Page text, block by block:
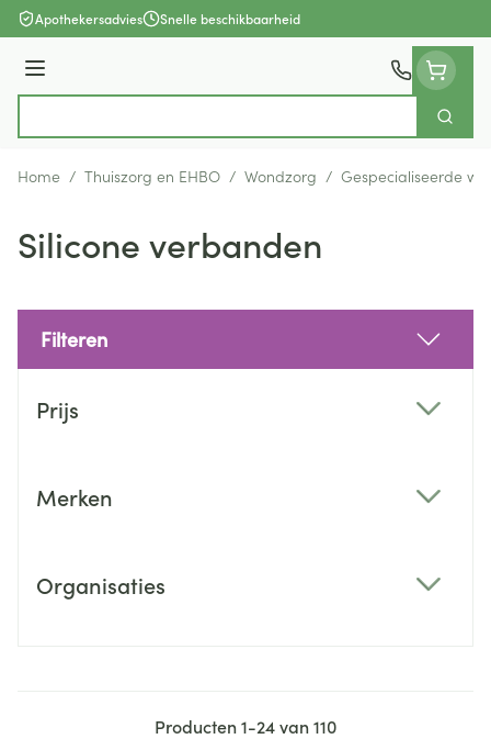
Ga naar de inhoud
Apothekersadvies Snelle beschikbaarheid
Menu
Zoek
Home / Thuiszorg en EHBO / Wondzorg / Gespecialiseerde
Silicone verbanden
Filteren
Prijs
Merken
Organisaties
Producten1-24van110